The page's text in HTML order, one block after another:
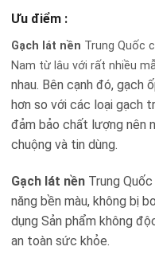
Ưu điểm :
Gạch lát nền Trung Quốc
Nam từ lâu với rất nhiều
nhau. Bên cạnh đó, gạch
hơn so với các loại gạch
đảm bảo chất lượng nên
chuộng và tin dùng.
Gạch lát nền Trung
năng bền màu, không bị
dụng Sản phẩm không
an toàn sức khỏe.